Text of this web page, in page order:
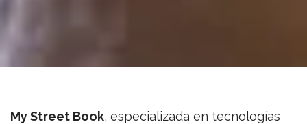
My Street Book, especializada en tecnologías